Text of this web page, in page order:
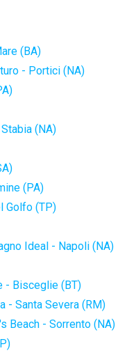
(BA)
- Portici (NA)
(NA)
(PA)
Golfo (TP)
Ideal - Napoli (NA)
- Bisceglie (BT)
- Santa Severa (RM)
Beach - Sorrento (NA)